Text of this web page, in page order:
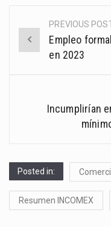
Post
navigation
PREVIOUS
Empleo
en 2023
Incumplirían
Posted in:
Resumen INCOMEX